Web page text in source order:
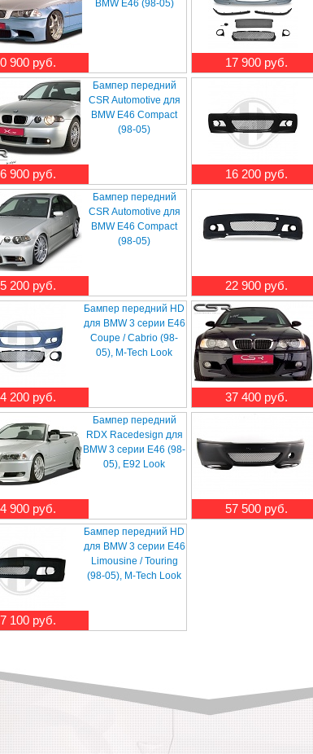
900 руб.
BMW E46 (98-05)
17 900 руб.
900 руб.
Бампер передний
CSR Automotive для
BMW E46 Compact
(98-05)
16 200 руб.
200 руб.
Бампер передний
CSR Automotive для
BMW E46 Compact
(98-05)
22 900 руб.
200 руб.
Бампер передний HD
для BMW 3 серии E46
Coupe / Cabrio (98-
05), M-Tech Look
37 400 руб.
900 руб.
Бампер передний
RDX Racedesign для
BMW 3 серии E46 (98-
05), E92 Look
57 500 руб.
100 руб.
Бампер передний HD
для BMW 3 серии E46
Limousine / Touring
(98-05), M-Tech Look